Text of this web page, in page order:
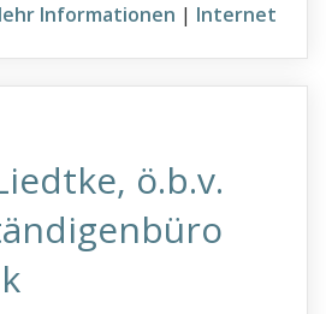
Informationen | Internet
ö.b.v.